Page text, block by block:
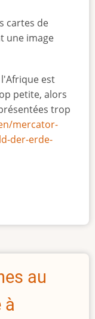
cartes de
une image
est
petite, alors
trop
mercator-
der-erde-
au
à